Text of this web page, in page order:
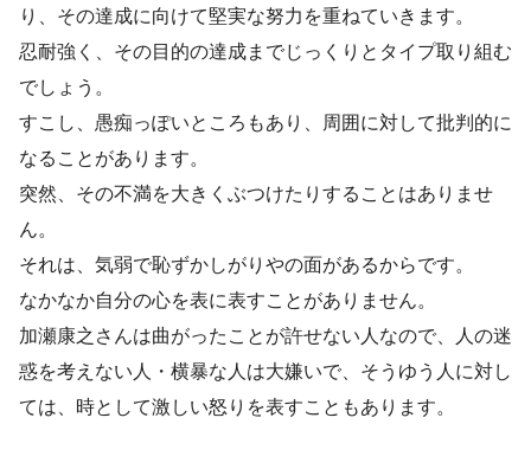
り、その達成に向けて堅実な努力を重ねていきます。
忍耐強く、その目的の達成までじっくりとタイプ取り組む
でしょう。
すこし、愚痴っぽいところもあり、周囲に対して批判的に
なることがあります。
突然、その不満を大きくぶつけたりすることはありませ
ん。
それは、気弱で恥ずかしがりやの面があるからです。
なかなか自分の心を表に表すことがありません。
加瀬康之さんは曲がったことが許せない人なので、人の迷
惑を考えない人・横暴な人は大嫌いで、そうゆう人に対し
ては、時として激しい怒りを表すこともあります。